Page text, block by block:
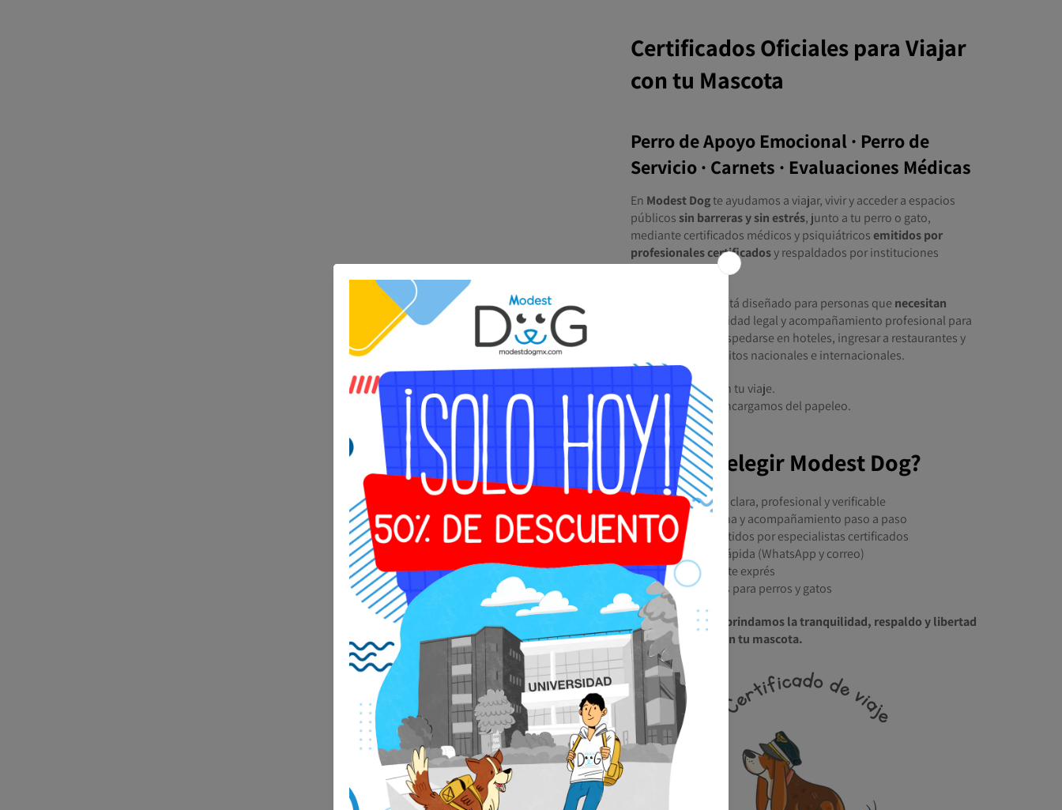
Certificados Oficiales para Viajar
con tu Mascota
Perro de Apoyo Emocional · Perro de
Servicio · Carnets · Evaluaciones Médicas
En Modest Dogte ayudamos a viajar, vivir y acceder a espacios
públicos sin barreras y sin estrés, junto a tu perro o gato,
mediante certificados médicos y psiquiátricosemitidos por
profesionales certificadosy respaldados por instituciones
especializadas.
Nuestro servicio está diseñado para personas que necesitan
, claridad legal y acompañamiento profesional para
viajar en avión, hospedarse en hoteles, ingresar a restaurantes y
cumplir con requisitos nacionales e internacionales.
🐾 Tú te enfocas en tu viaje.
📄 Nosotros nos encargamos del papeleo.
¿Por qué elegir Modest Dog?
✔ Documentación clara, profesional y verificable
✔ Atención humana y acompañamiento paso a paso
✔ Certificados emitidos por especialistas certificados
✔ Entrega digital rápida (WhatsApp y correo)
✔ Opción de trámite exprés
✔ Servicios válidos para perros y gatos
En Modest Dog
te brindamos la tranquilidad, respaldo y libertad
de movimiento con tu mascota.